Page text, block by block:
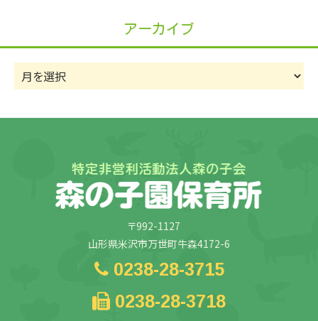
アーカイブ
ー
〒992-1127
山形県米沢市万世町牛森4172-6
0238-28-3715
0238-28-3718